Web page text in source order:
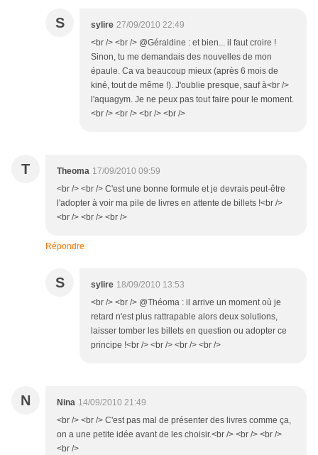
S sylire 27/09/2010 22:49
<br /> <br /> @Géraldine : et bien... il faut croire !
Sinon, tu me demandais des nouvelles de mon
épaule. Ca va beaucoup mieux (après 6 mois de
kiné, tout de même !). J'oublie presque, sauf à<br />
l'aquagym. Je ne peux pas tout faire pour le moment.
<br /> <br /> <br /> <br />
T Theoma 17/09/2010 09:59
<br /> <br /> C'est une bonne formule et je devrais peut-être
l'adopter à voir ma pile de livres en attente de billets !<br />
<br /> <br /> <br />
Répondre
S sylire 18/09/2010 13:53
<br /> <br /> @Théoma : il arrive un moment où je
retard n'est plus rattrapable alors deux solutions,
laisser tomber les billets en question ou adopter ce
principe !<br /> <br /> <br /> <br />
N Nina 14/09/2010 21:49
<br /> <br /> C'est pas mal de présenter des livres comme ça,
on a une petite idée avant de les choisir.<br /> <br /> <br />
<br />